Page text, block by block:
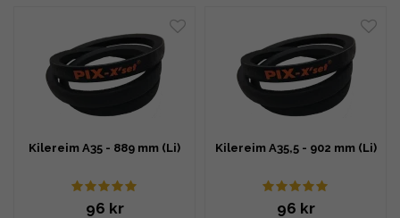
Kilereim A35 - 889 mm (Li)
96 kr
Kilereim A35,5 - 902 mm (Li)
96 kr